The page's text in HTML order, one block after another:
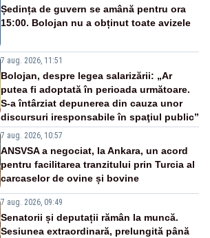
Ședința de guvern se amână pentru ora
15:00. Bolojan nu a obținut toate avizele
7 aug. 2026, 11:51
Bolojan, despre legea salarizării: „Ar
putea fi adoptată în perioada următoare.
S-a întârziat depunerea din cauza unor
discursuri iresponsabile în spaţiul public”
7 aug. 2026, 10:57
ANSVSA a negociat, la Ankara, un acord
pentru facilitarea tranzitului prin Turcia al
carcaselor de ovine și bovine
7 aug. 2026, 09:49
Senatorii și deputații rămân la muncă.
Sesiunea extraordinară, prelungită până